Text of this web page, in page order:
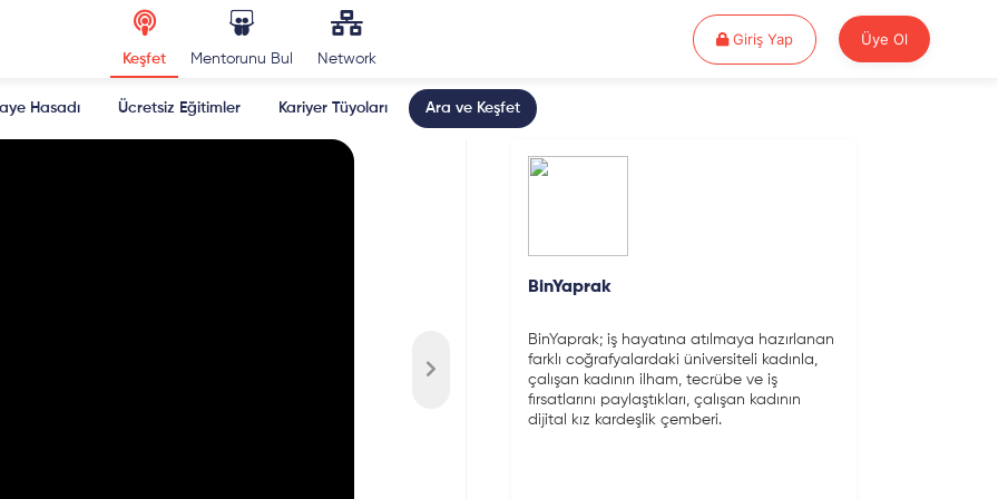
Keşfet Mentorunu Bul Network
Giriş YapGiriş Yap Üye Ol
Hasadı Ücretsiz Eğitimler Kariyer Tüyoları Ara ve Keşfet
BinYaprak
BinYaprak; iş hayatına atılmaya hazırlanan
farklı coğrafyalardaki üniversiteli kadınla,
çalışan kadının ilham, tecrübe ve iş
fırsatlarını paylaştıkları, çalışan kadının
dijital kız kardeşlik çemberi.